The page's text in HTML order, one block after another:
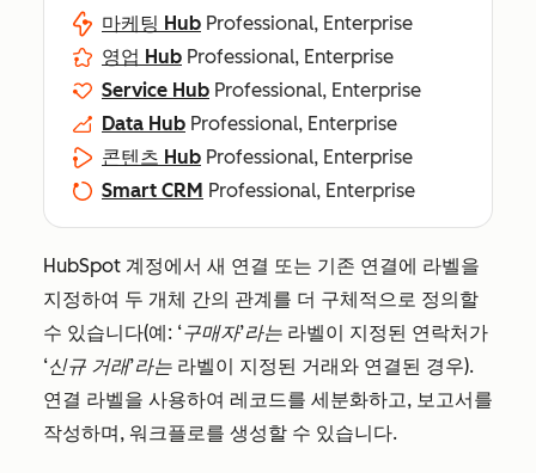
마케팅 Hub Professional, Enterprise
영업 Hub Professional, Enterprise
Service Hub Professional, Enterprise
Data Hub Professional, Enterprise
콘텐츠 Hub Professional, Enterprise
Smart CRM Professional, Enterprise
HubSpot 계정에서 새 연결 또는 기존 연결에 라벨을
지정하여 두 개체 간의 관계를 더 구체적으로 정의할
수 있습니다(예: ‘구매자’라는 라벨이 지정된 연락처가
‘신규 거래’라는 라벨이 지정된 거래와 연결된 경우).
연결 라벨을 사용하여 레코드를 세분화하고, 보고서를
작성하며, 워크플로를 생성할 수 있습니다.